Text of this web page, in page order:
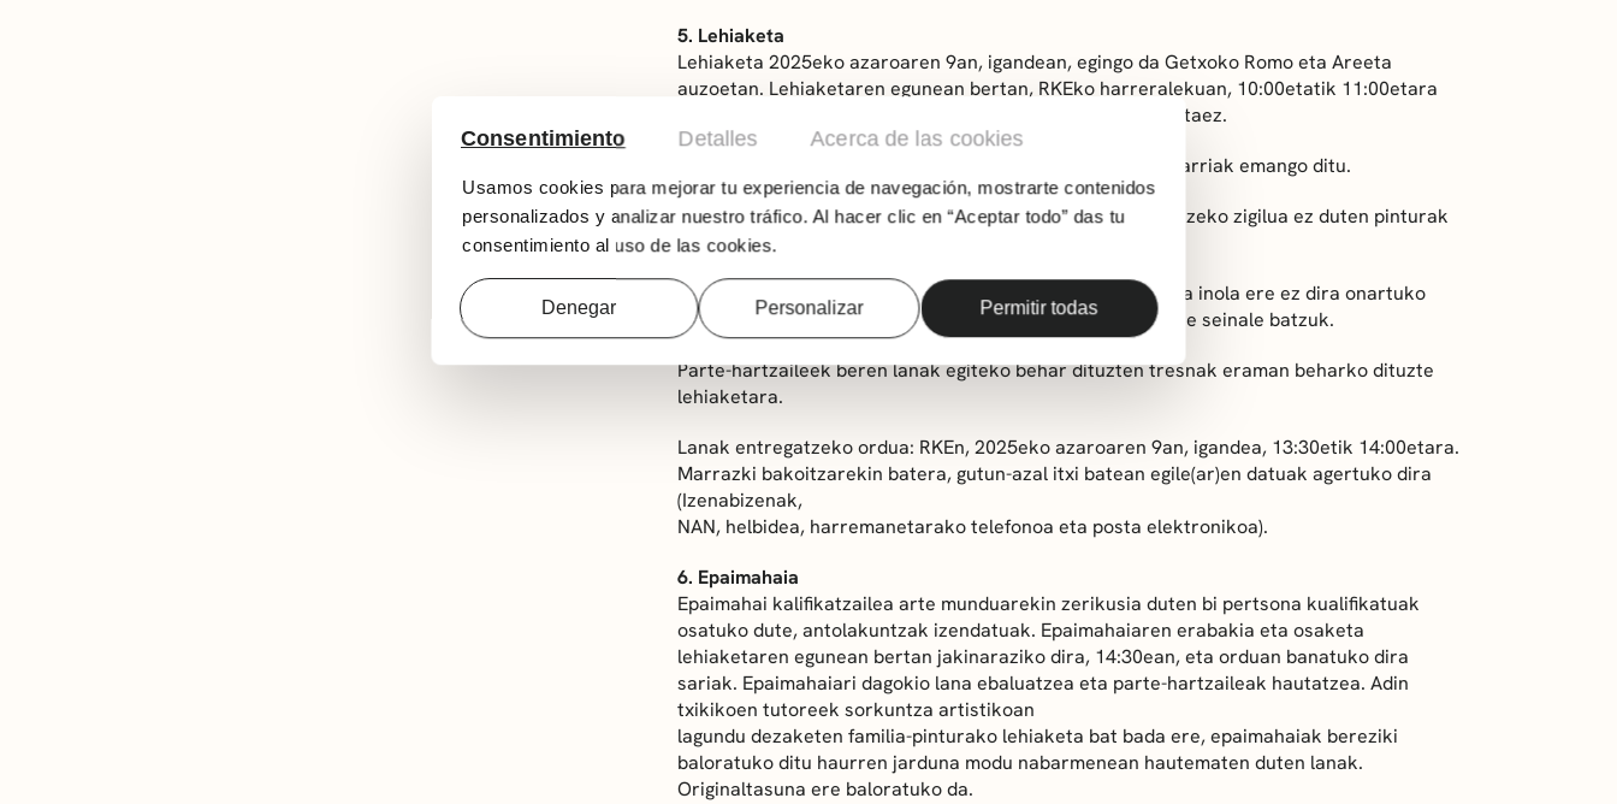
Consentimiento Detalles Acerca de las cookies
Usamos cookies para mejorar tu experiencia de navegación, mostrarte contenidos
personalizados y analizar nuestro tráfico. Al hacer clic en “Aceptar todo” das tu
consentimiento al uso de las cookies.
Denegar Personalizar Permitir todas
5. Lehiaketa
Lehiaketa 2025eko azaroaren 9an, igandean, egingo da Getxoko Romo eta Areeta
auzoetan. Lehiaketaren egunean bertan, RKEko harreralekuan, 10:00etatik 11:00etara
bitartean, zigilatzeko euskarria aurkeztu beharko da nahitaez.
Antolakundeak harri-kartoizko hainbat formatutako euskarriak emango ditu.
Deialdi honetan ezarritako arauak betetzen direla bermatzeko zigilua ez duten pinturak
edo marrazkiak ez dira lehiaketan onartuko.
Euskarriak lanerako prest aurkeztu ahal izango dira, baina inola ere ez dira onartuko
zirriborroak, marrazkiak eta euskarri horien gaineko beste seinale batzuk.
Parte-hartzaileek beren lanak egiteko behar dituzten tresnak eraman beharko dituzte
lehiaketara.
Lanak entregatzeko ordua: RKEn, 2025eko azaroaren 9an, igandea, 13:30etik 14:00etara.
Marrazki bakoitzarekin batera, gutun-azal itxi batean egile(ar)en datuak agertuko dira
(Izenabizenak,
NAN, helbidea, harremanetarako telefonoa eta posta elektronikoa).
6. Epaimahaia
Epaimahai kalifikatzailea arte munduarekin zerikusia duten bi pertsona kualifikatuak
osatuko dute, antolakuntzak izendatuak. Epaimahaiaren erabakia eta osaketa
lehiaketaren egunean bertan jakinaraziko dira, 14:30ean, eta orduan banatuko dira
sariak. Epaimahaiari dagokio lana ebaluatzea eta parte-hartzaileak hautatzea. Adin
txikikoen tutoreek sorkuntza artistikoan
lagundu dezaketen familia-pinturako lehiaketa bat bada ere, epaimahaiak bereziki
baloratuko ditu haurren jarduna modu nabarmenean hautematen duten lanak.
Originaltasuna ere baloratuko da.